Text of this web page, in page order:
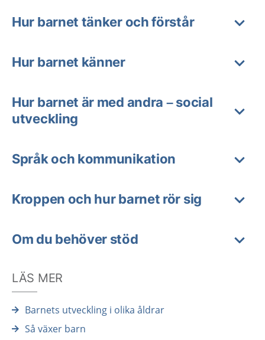
Hur barnet tänker och förstår
Hur barnet känner
Hur barnet är med andra – social
utveckling
Språk och kommunikation
Kroppen och hur barnet rör sig
Om du behöver stöd
LÄS MER
Barnets utveckling i olika åldrar
Så växer barn